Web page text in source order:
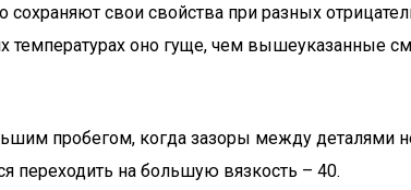
свои свойства при разных
температурах оно гуще, чем вышеуказанные
пробегом, когда зазоры между деталями
переходить на большую вязкость – 40.